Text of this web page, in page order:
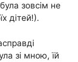
зовсім не
дітей!).
зі мною, їй